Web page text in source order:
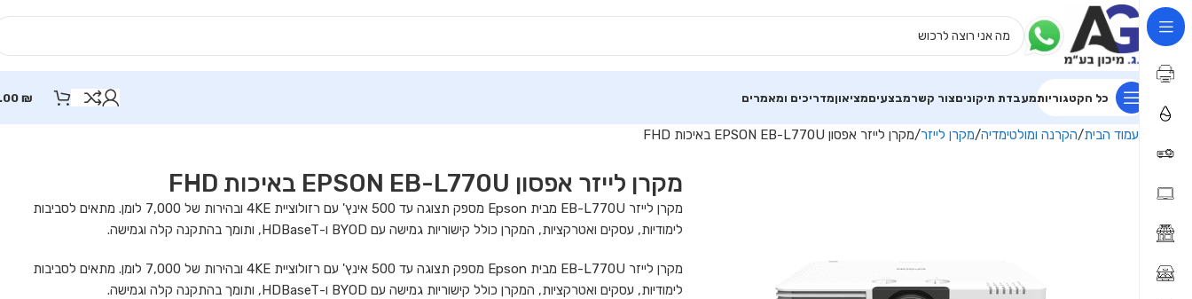
כל הקטגוריותמעבדת תיקוניםצור קשרמבצעיםמציאוןמדריכים ומאמרים ₪
עמוד הבית הקרנה ומולטימדיה מקרן לייזר מקרן לייזר אפסון EPSON EB-L770U באיכות FHD
מקרן לייזר אפסון EPSON EB-L770U באיכות FHD
מקרן לייזר EB-L770U מבית Epson מספק תצוגה עד 500 אינץ' עם רזולוציית 4KE ובהירות של 7,000 לומן. מתאים לסביבות
לימודיות, עסקים ואטרקציות, המקרן כולל קישוריות גמישה עם BYOD ו-HDBaseT, ותומך בהתקנה קלה וגמישה.
מקרן לייזר EB-L770U מבית Epson מספק תצוגה עד 500 אינץ' עם רזולוציית 4KE ובהירות של 7,000 לומן. מתאים לסביבות
לימודיות, עסקים ואטרקציות, המקרן כולל קישוריות גמישה עם BYOD ו-HDBaseT, ותומך בהתקנה קלה וגמישה.